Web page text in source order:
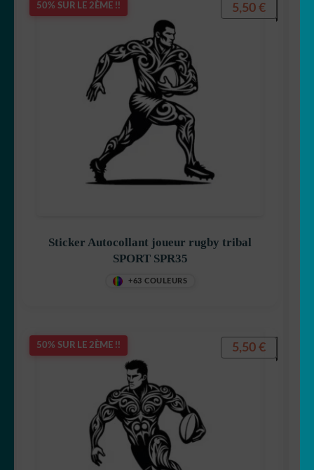
50% SUR LE 2ÈME !!
Sticker Autocollant joueur rugby tribal
SPORT SPR35
+63 COULEURS
5,50 €
50% SUR LE 2ÈME !! 5,50 €